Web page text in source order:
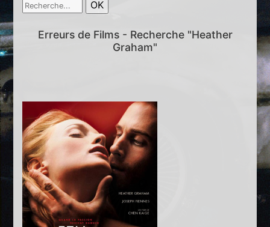
Erreurs de Films - Recherche "Heather
Graham"